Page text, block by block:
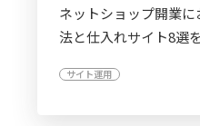
ネットショップ開業
法と仕入れサイト8選
サイト運用